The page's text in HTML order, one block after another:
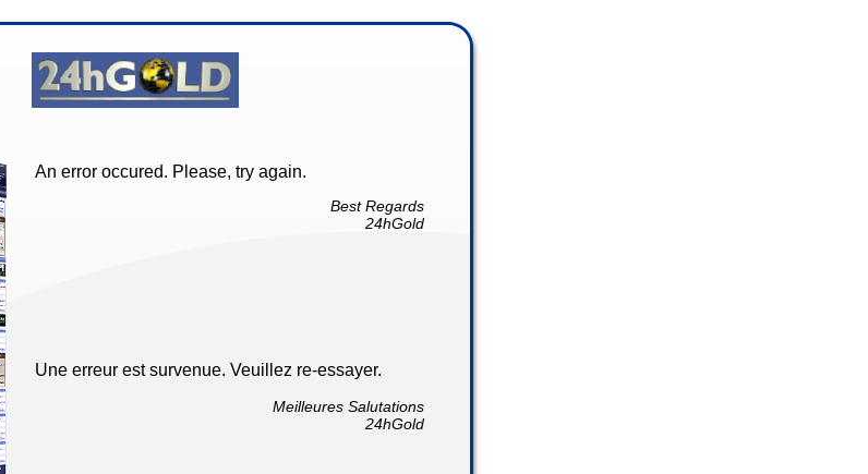
An error occured. Please, try again.
Best Regards
24hGold
Une erreur est survenue. Veuillez re-essayer.
Meilleures Salutations
24hGold